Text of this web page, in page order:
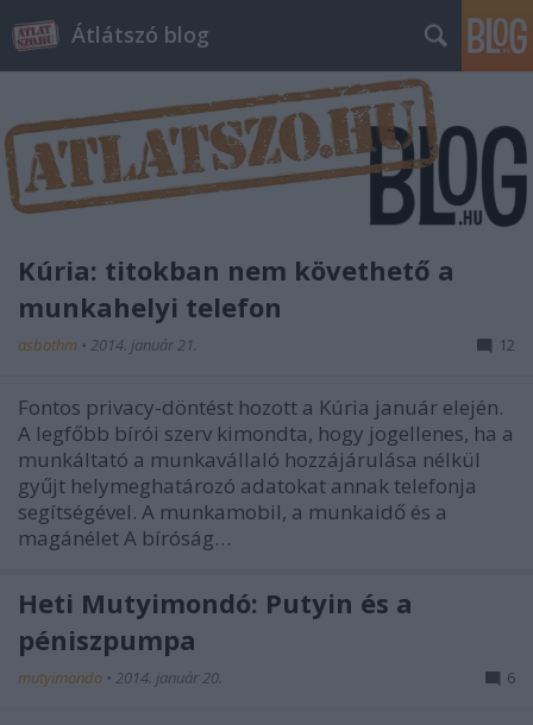
Átlátszó blog
Kúria: titokban nem követhető a
munkahelyi telefon
asbothm • 2014. január 21. 12
Fontos privacy-döntést hozott a Kúria január elején.
A legfőbb bírói szerv kimondta, hogy jogellenes, ha a
munkáltató a munkavállaló hozzájárulása nélkül
gyűjt helymeghatározó adatokat annak telefonja
segítségével. A munkamobil, a munkaidő és a
magánélet A bíróság…
Heti Mutyimondó: Putyin és a
péniszpumpa
mutyimondo • 2014. január 20. 6